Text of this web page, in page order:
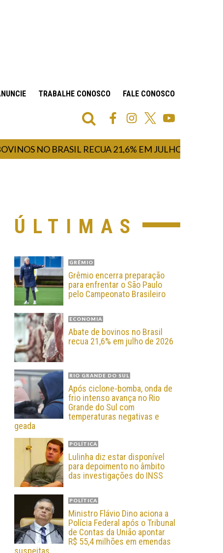
TRABALHE CONOSCO FALE CONOSCO
NO BRASIL RECUA 21,6% EM JULHO DE 2026
ÚLTIMAS
GRÊMIO
Grêmio encerra preparação
para enfrentar o São Paulo
pelo Campeonato Brasileiro
ECONOMIA
Abate de bovinos no Brasil
recua 21,6% em julho de 2026
RIO GRANDE DO SUL
Após ciclone-bomba, onda de
frio intenso avança no Rio
Grande do Sul com
temperaturas negativas e
geada
POLÍTICA
Lulinha diz estar disponível
para depoimento no âmbito
das investigações do INSS
POLÍTICA
Ministro Flávio Dino aciona a
Polícia Federal após o Tribunal
de Contas da União apontar
R$ 55,4 milhões em emendas
suspeitas